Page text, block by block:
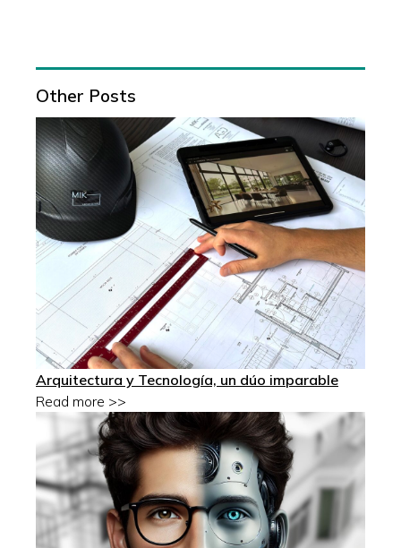
Other Posts
Arquitectura y Tecnología, un dúo imparable
Read more >>